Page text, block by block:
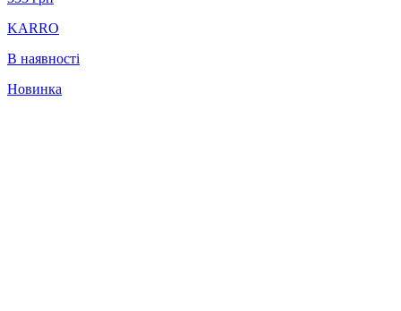
KARRO
В наявності
Новинка